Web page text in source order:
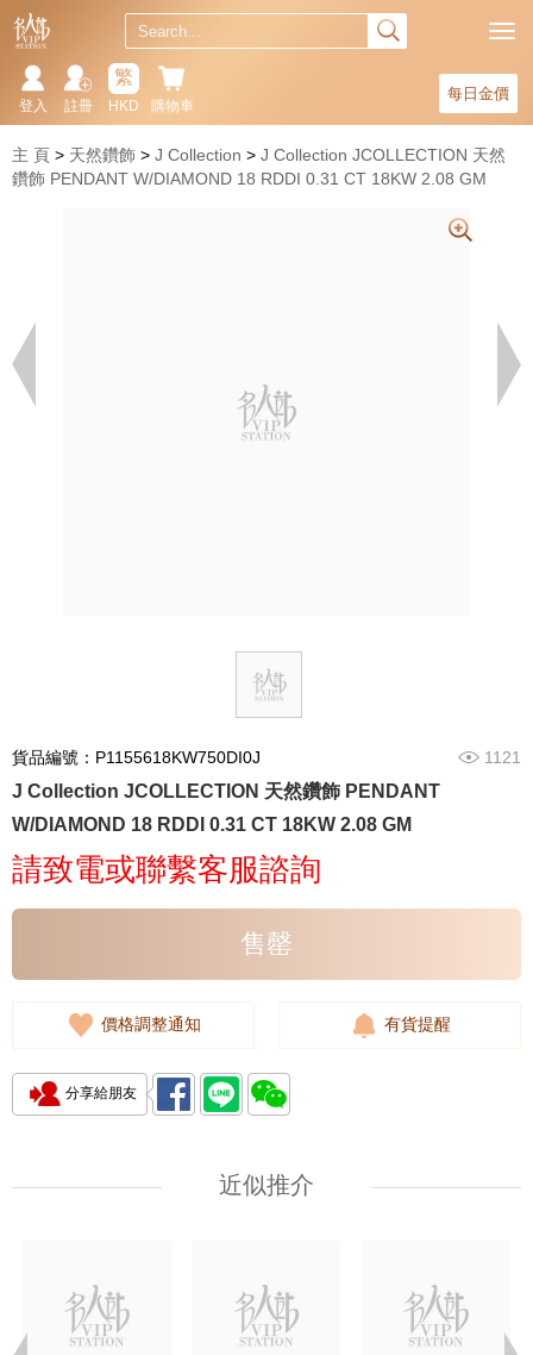
每日金價
購物車
繁
HKD
註冊
登入
主 頁 天然鑽飾 J Collection
J Collection JCOLLECTION 天然
鑽飾 PENDANT W/DIAMOND 18 RDDI 0.31 CT 18KW 2.08 GM
貨品編號：P1155618KW750DI0J 1121
J Collection JCOLLECTION 天然鑽飾 PENDANT
W/DIAMOND 18 RDDI 0.31 CT 18KW 2.08 GM
請致電或聯繫客服諮詢
售罄
價格調整通知 有貨提醒
分享給朋友
近似推介